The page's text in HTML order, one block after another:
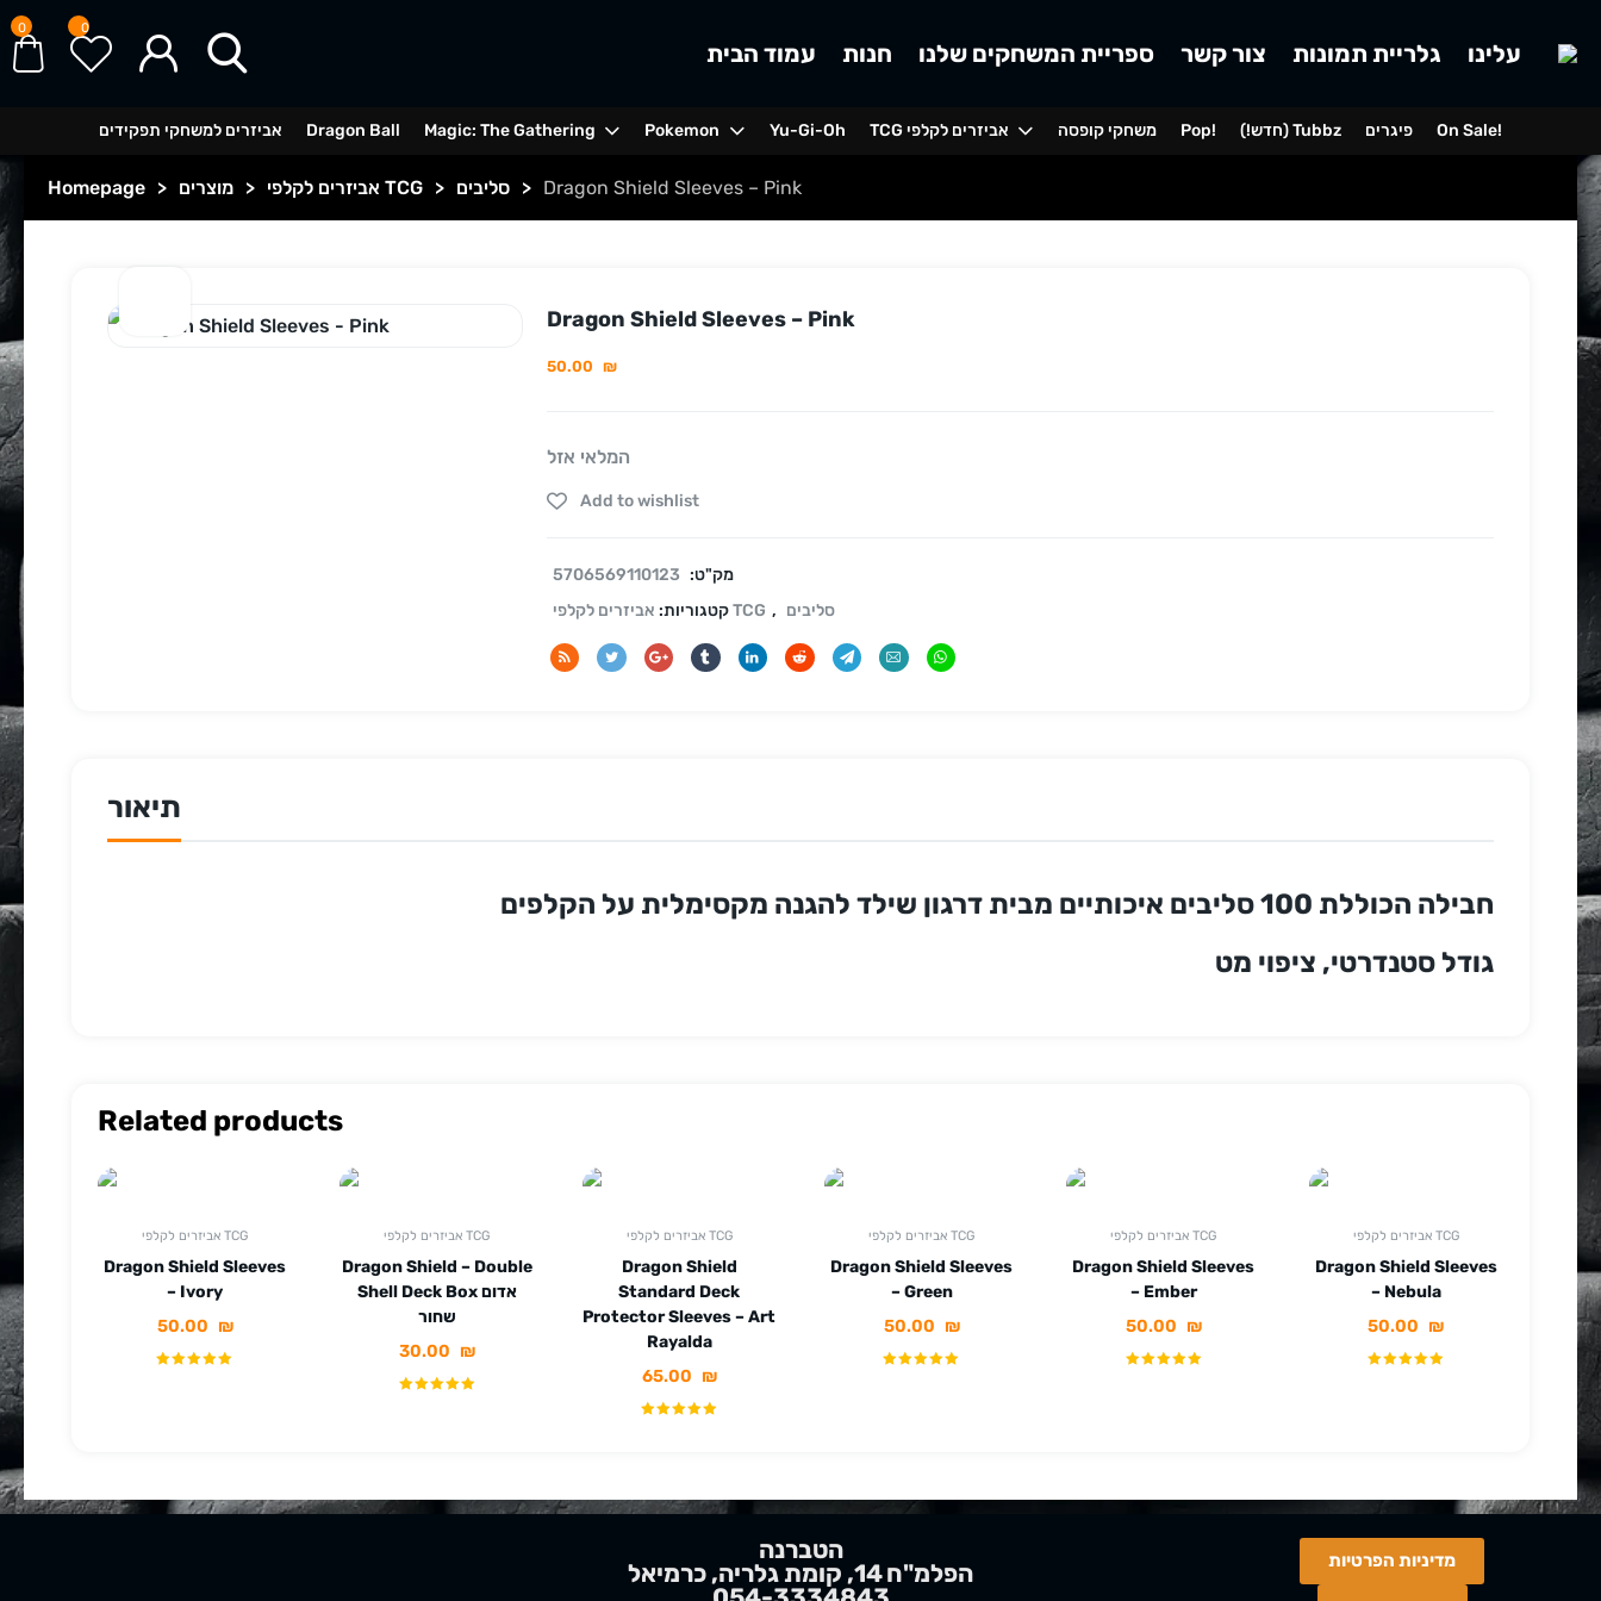
0 0
עמוד הבית חנות ספריית המשחקים שלנו צור קשר גלריית תמונות עלינו
אביזרים למשחקי תפקידים Dragon Ball Magic: The Gathering Pokemon Yu-Gi-Oh TCG אביזרים לקלפי משחקי קופסה Pop! (!חדש) Tubbz פיגרים On Sale!
Homepage > מוצרים > אביזרים לקלפי TCG > סליבים > Dragon Shield Sleeves – Pink
Dragon Shield Sleeves – Pink
50.00 ₪
המלאי אזל
Add to wishlist
מק"ט: 5706569110123
קטגוריות:אביזרים לקלפי TCG , סליבים
תיאור
חבילה הכוללת 100 סליבים איכותיים מבית דרגון שילד להגנה מקסימלית על הקלפים
גודל סטנדרטי, ציפוי מט
Related products
אביזרים לקלפי TCG
Dragon Shield Sleeves
– Ivory
50.00 ₪
אביזרים לקלפי TCG
Dragon Shield – Double
Shell Deck Box אדום
שחור
30.00 ₪
אביזרים לקלפי TCG
Dragon Shield
Standard Deck
Protector Sleeves – Art
Rayalda
65.00 ₪
אביזרים לקלפי TCG
Dragon Shield Sleeves
– Green
50.00 ₪
אביזרים לקלפי TCG
Dragon Shield Sleeves
– Ember
50.00 ₪
אביזרים לקלפי TCG
Dragon Shield Sleeves
– Nebula
50.00 ₪
הטברנה
הפלמ"ח 14, קומת גלריה, כרמיאל
מדיניות הפרטיות